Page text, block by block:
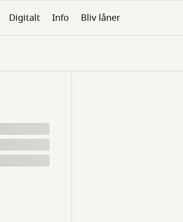
Digitalt Info Bliv låner